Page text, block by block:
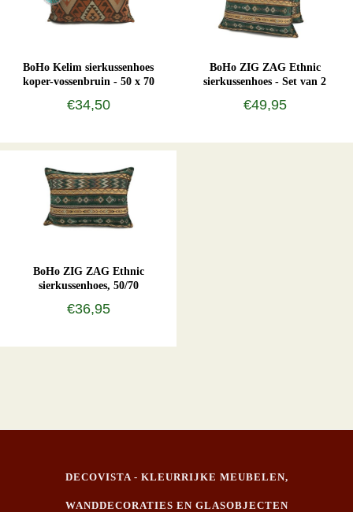
BoHo Kelim sierkussenhoes
koper-vossenbruin - 50 x 70
€34,50
BoHo ZIG ZAG Ethnic
sierkussenhoes - Set van 2
€49,95
BoHo ZIG ZAG Ethnic
sierkussenhoes, 50/70
€36,95
DECOVISTA - KLEURRIJKE MEUBELEN,
WANDDECORATIES EN GLASOBJECTEN